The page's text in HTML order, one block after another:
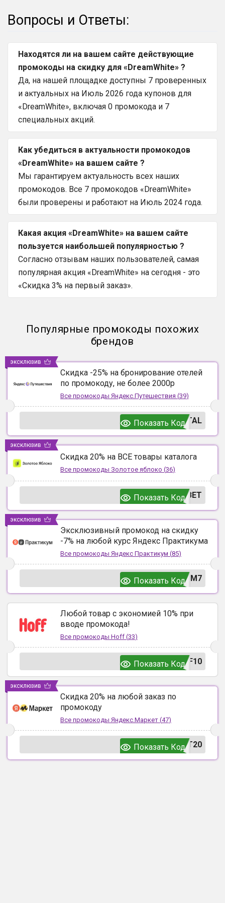
Вопросы и Ответы:
Находятся ли на вашем сайте действующие
промокоды на скидку для «DreamWhite» ?
Да, на нашей площадке доступны 7 проверенных
и актуальных на Июль 2026 года купонов для
«DreamWhite», включая 0 промокода и 7
специальных акций.
Как убедиться в актуальности промокодов
«DreamWhite» на вашем сайте ?
Мы гарантируем актуальность всех наших
промокодов. Все 7 промокодов «DreamWhite»
были проверены и работают на Июль 2024 года.
Какая акция «DreamWhite» на вашем сайте
пользуется наибольшей популярностью ?
Согласно отзывам наших пользователей, самая
популярная акция «DreamWhite» на сегодня - это
«Скидка 3% на первый заказ».
Популярные промокоды похожих
брендов
Скидка -25% на бронирование отелей
по промокоду, не более 2000р
Все промокоды Яндекс.Путешествия (39)
TAL
Показать Код
эксклюзив
Скидка 20% на ВСЕ товары каталога
Все промокоды Золотое яблоко (36)
ВЕТ
Показать Код
эксклюзив
Эксклюзивный промокод на скидку
-7% на любой курс Яндекс Практикума
Все промокоды Яндекс Практикум (85)
UM7
Показать Код
эксклюзив
Любой товар с экономией 10% при
вводе промокода!
Все промокоды Hoff (33)
F10
Показать Код
Скидка 20% на любой заказ по
промокоду
Все промокоды Яндекс.Маркет (47)
T20
Показать Код
эксклюзив